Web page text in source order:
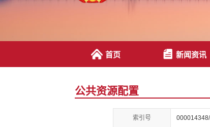
首页 新闻资讯
公共资源配置
索引号